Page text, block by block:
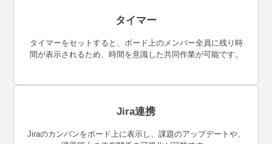
タイマー
タイマーをセットすると、ボード上のメンバー全員に残り時
間が表示されるため、時間を意識した共同作業が可能です。
Jira連携
Jiraのカンバンをボード上に表示し、課題のアップデートや、